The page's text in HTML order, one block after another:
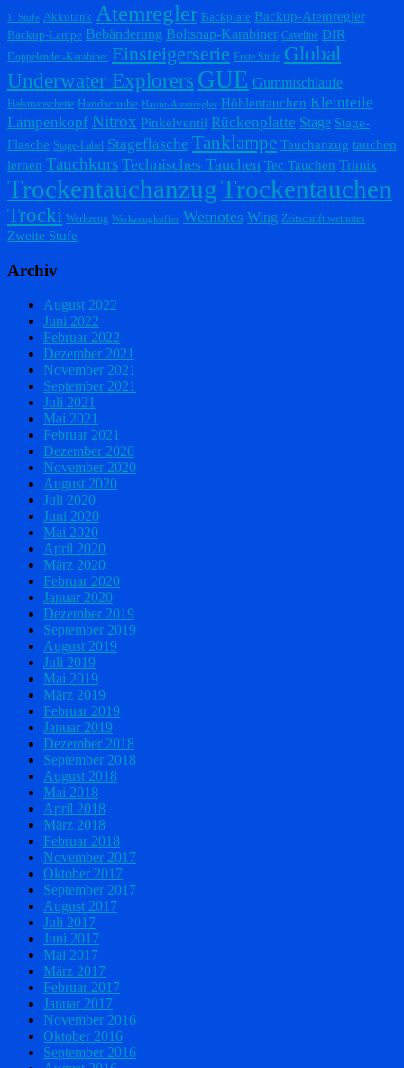
1. Stufe Akkutank Atemregler Backplate Backup-Atemregler
Backup-Lampe Bebänderung Boltsnap-Karabiner Caveline DIR
Doppelender-Karabiner Einsteigerserie Erste Stufe Global
Underwater Explorers GUE Gummischlaufe
Halsmanschette Handschuhe Haupt-Atemregler Höhlentauchen Kleinteile
Lampenkopf Nitrox Pinkelventil Rückenplatte Stage Stage-
Flasche Stage-Label Stageflasche Tanklampe Tauchanzug tauchen
lernen Tauchkurs Technisches Tauchen Tec Tauchen Trimix
TrockentauchanzugTrockentauchen
Trocki Werkzeug Werkzeugkoffer Wetnotes Wing Zeitschrift wetnotes
Zweite Stufe
Archiv
August 2022
Juni 2022
Februar 2022
Dezember 2021
November 2021
September 2021
Juli 2021
Mai 2021
Februar 2021
Dezember 2020
November 2020
August 2020
Juli 2020
Juni 2020
Mai 2020
April 2020
März 2020
Februar 2020
Januar 2020
Dezember 2019
September 2019
August 2019
Juli 2019
Mai 2019
März 2019
Februar 2019
Januar 2019
Dezember 2018
September 2018
August 2018
Mai 2018
April 2018
März 2018
Februar 2018
November 2017
Oktober 2017
September 2017
August 2017
Juli 2017
Juni 2017
Mai 2017
März 2017
Februar 2017
Januar 2017
November 2016
Oktober 2016
September 2016